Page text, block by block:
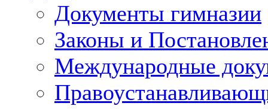
Документы гимназии
Законы и
Международные